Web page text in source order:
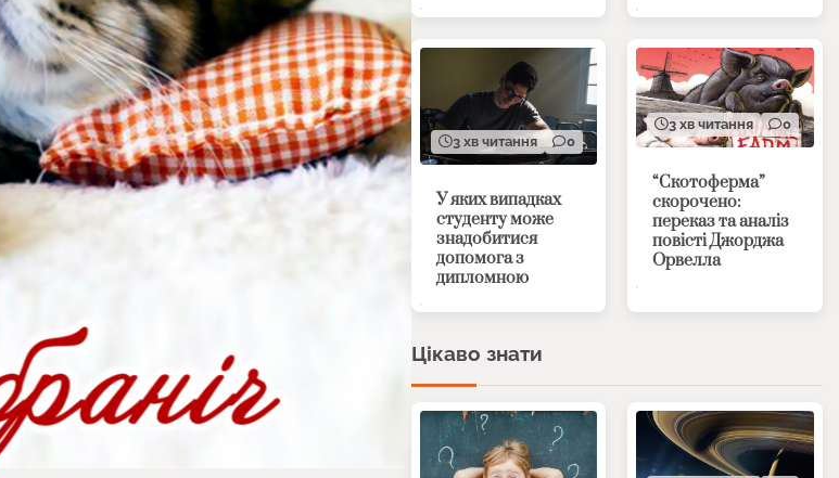
3 хв читання 0
У яких випадках
студенту може
знадобитися
допомога з
дипломною
3 хв читання 0
“Скотоферма”
скорочено:
переказ та аналіз
повісті Джорджа
Орвелла
Цікаво знати